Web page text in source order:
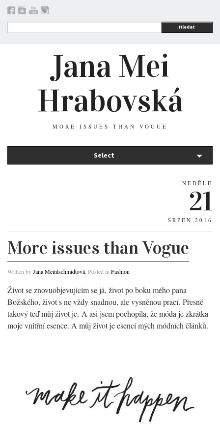
Hledat
Jana Mei
Hrabovská
MORE ISSUES THAN VOGUE
Select
NEDĚLE
21
SRPEN 2016
More issues than Vogue
Written byJana Meinlschmidtová , Posted in Fashion
Život se znovuobjevujícím se já, život po boku mého pana
Božského, život s ne vždy snadnou, ale vysněnou prací. Přesně
takový teď můj život je. A asi jsem pochopila, že móda je zkrátka
moje vnitřní esence. A můj život je esencí mých módních článků.